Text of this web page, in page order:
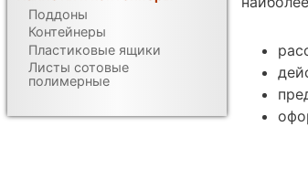
Поддоны
Контейнеры
Пластиковые ящики
Листы сотовые
полимерные